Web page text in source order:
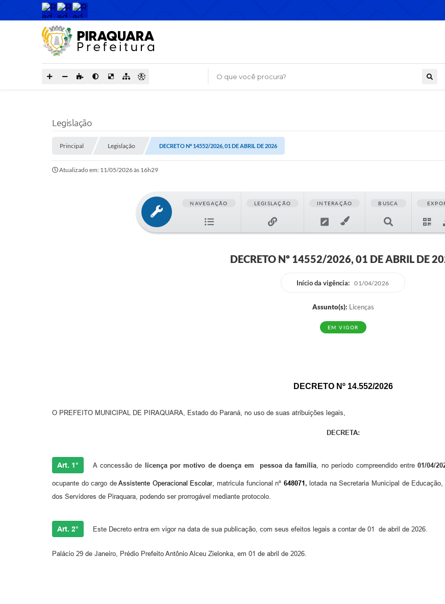
O que você procura?
Legislação
Principal Legislação DECRETO Nº 14552/2026, 01 DE ABRIL DE 2026
Atualizado em: 11/05/2026 às 16h29
NAVEGAÇÃO LEGISLAÇÃO INTERAÇÃO BUSCA
DECRETO Nº 14552/2026, 01 DE ABRIL DE
Início da vigência: 01/04/2026
Assunto(s): Licenças
EM VIGOR
DECRETO Nº 14.552/2026
O PREFEITO MUNICIPAL DE PIRAQUARA, Estado do Paraná, no uso de suas atribuições legais,
DECRETA:
Art. 1° A concessão de licença por motivo de doença em pessoa dafami lia, no período compreendido entre 01/04/
ocupante do cargo de Assistente Operacional Escolar, matricula funcional nº 648071 , lotada na Secretaria Municipal de Educação,
dos Servidores de Piraquara, podendo ser prorrogável mediante protocolo.
Art. 2° Este Decreto entra em vigor na data de sua publicação, com seus efeitos legais a contar de 01 de abril de 2026.
Palácio 29 de Janeiro, Prédio Prefeito Antônio Alceu Zielonka, em 01 de abril de 2026.